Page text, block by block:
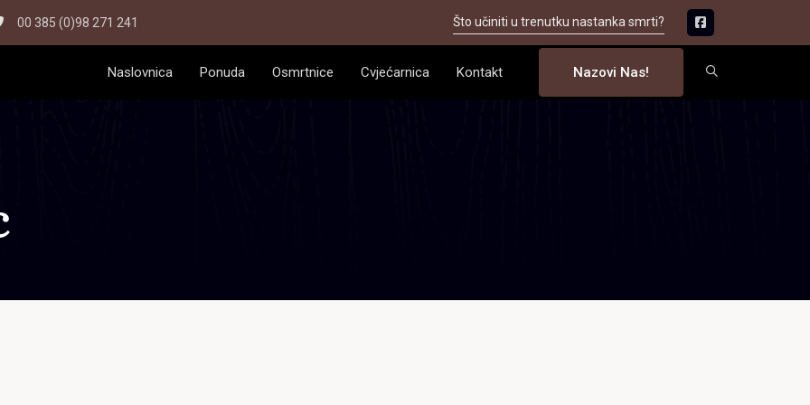
00 385 (0)98 271 241 Što učiniti u trenutku nastanka smrti?
Naslovnica Ponuda Osmrtnice Cvjećarnica Kontakt Nazovi Nas!